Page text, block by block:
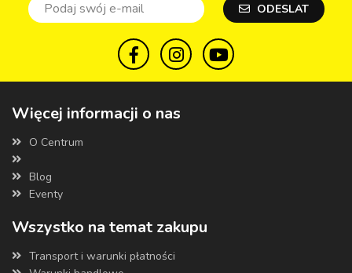
ODESLAT
Więcej informacji o nas
O Centrum
Blog
Eventy
Wszystko na temat zakupu
Transport i warunki płatności